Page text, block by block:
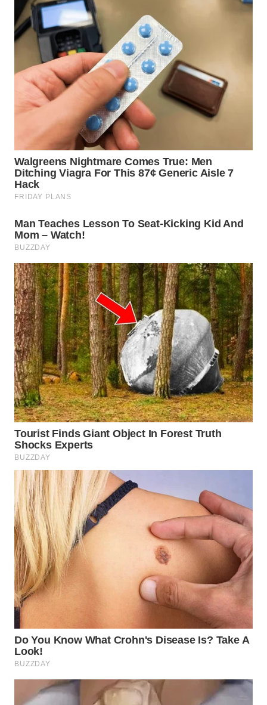
WN
LABUHANBATU
WN
TAPANULI
TENGAH
WN DELI
SERDANG
WN
TEBING
TINGGI
PAKPAK
WN
KARAWANG
WN
BEKASI
WN
BOGOR
WN
DEPOK
WN
TAPANULI
UTARA
WN
SAMOSIR
WN
PADANG
LAWAS
WN
SUMEDANG
WN
CIANJUR
KEPULAUAN
SERIBU